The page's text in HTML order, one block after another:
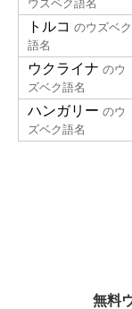
ウズベク語名
トルコ のウズベク
語名
ウクライナ のウ
ズベク語名
ハンガリー のウ
ズベク語名
無料